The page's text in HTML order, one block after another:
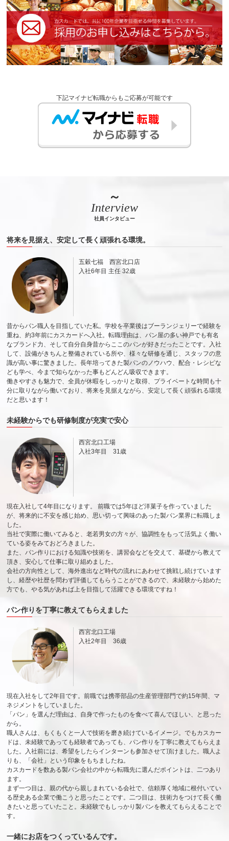
下記マイナビ転職からもご応募が可能です
～
Interview
社員インタビュー
将来を見据え、安定して長く頑張れる環境。
五穀七福 西宮北口店
入社6年目 主任 32歳
昔からパン職人を目指していた私。学校を卒業後はブーランジェリーで経験を
重ね、約3年前にカスカードへ入社。転職理由は、パン屋の多い神戸でも有名
なブランド力、そして自分自身昔からここのパンが好きだったことです。入社
して、設備がきちんと整備されている所や、様々な研修を通じ、スタッフの意
識が高い事に驚きました。長年培ってきた製パンのノウハウ、配合・レシピな
ども学べ、今まで知らなかった事もどんどん吸収できます。
働きやすさも魅力で、全員が休暇をしっかりと取得、プライベートな時間も十
分に取りながら働いており、将来を見据えながら、安定して長く頑張れる環境
だと思います！
未経験からでも研修制度が充実で安心
西宮北口工場
入社3年目 31歳
現在入社して4年目になります。 前職では5年ほど洋菓子を作っていました
が、将来的に不安を感じ始め、思い切って興味のあった製パン業界に転職しま
した。
当社で実際に働いてみると、老若男女の方々が、協調性をもって活気よく働い
ている姿をみておどろきました。
また、パン作りにおける知識や技術を、講習会などを交えて、基礎から教えて
頂き、安心して仕事に取り組めました。
会社の方向性として、海外進出など時代の流れにあわせて挑戦し続けています
し、経歴や社歴を問わず評価してもらうことができるので、未経験から始めた
方でも、やる気があれば上を目指して活躍できる環境ですね！
パン作りを丁寧に教えてもらえました
西宮北口工場
入社2年目 36歳
現在入社をして2年目です。前職では携帯部品の生産管理部門で約15年間、マ
ネジメントをしていました。
「パン」を選んだ理由は、自身で作ったものを食べて喜んでほしい、と思った
から。
職人さんは、もくもくと一人で技術を磨き続けているイメージ。でもカスカー
ドは、未経験であっても経験者であっても、パン作りを丁寧に教えてもらえま
した。入社前には、希望をしたらインターンも参加させて頂けました。職人よ
りも、「会社」という印象をもちましたね。
カスカードを数ある製パン会社の中から転職先に選んだポイントは、二つあり
ます。
まず一つ目は、親の代から親しまれている会社で、信頼厚く地域に根付いてい
る歴史ある企業で働こうと思ったことです。二つ目は、技術力をつけて長く働
きたいと思っていたこと。未経験でもしっかり製パンを教えてもらえることで
す。
一緒にお店をつくっているんです。